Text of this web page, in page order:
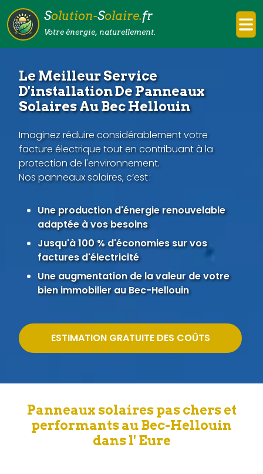
Solution-Solaire.fr
Votre énergie, naturellement.
Le Meilleur Service
D'installation De Panneaux
Solaires Au Bec Hellouin
Imaginez réduire considérablement votre
facture électrique tout en contribuant à la
protection de l'environnement.
Nos panneaux solaires, c’est :
Une production d'énergie renouvelable
adaptée à vos besoins
Jusqu'à 100 % d'économies sur vos
factures d'électricité
Une augmentation de la valeur de votre
bien immobilier au Bec-Hellouin
ESTIMATION GRATUITE DES COÛTS
Panneaux solaires pas chers et
performants au Bec-Hellouin
dans l' Eure